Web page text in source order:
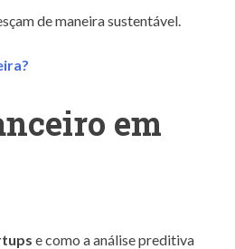
de maneira sustentável.
em
e como a análise preditiva